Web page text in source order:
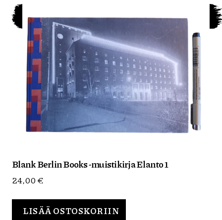
Blank Berlin Books -muistikirja Elanto 1
24,00€
LISÄÄ OSTOSKORIIN